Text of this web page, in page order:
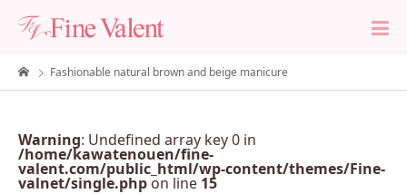
Fashionable natural brown and beige manicure
Warning: Undefined array key 0 in
/home/kawatenouen/fine-
valent.com/public_html/wp-content/themes/Fine-
valnet/single.phpon line 15